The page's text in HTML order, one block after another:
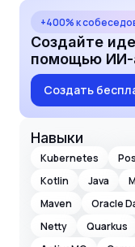
+400% к
Создайте
помощью ИИ-
Создать
Навыки
Kubernetes
Kotlin
Java
Maven
Oracle
Netty
Quarkus